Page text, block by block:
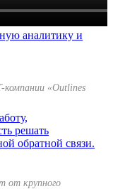
аналитику и
компании «Outlines
решать
обратной связи.
от крупного